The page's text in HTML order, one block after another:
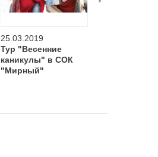
25.03.2019
Тур "Весенние
каникулы" в СОК
"Мирный"